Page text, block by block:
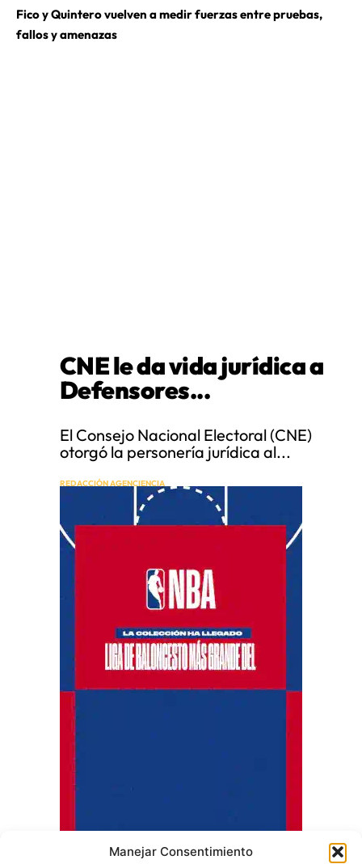
Manejar Consentimiento
Fico y Quintero vuelven a medir fuerzas entre pruebas,
fallos y amenazas
CNE le da vida jurídica a
Defensores...
El Consejo Nacional Electoral (CNE)
otorgó la personería jurídica al...
REDACCIÓN AGENCIENCIA